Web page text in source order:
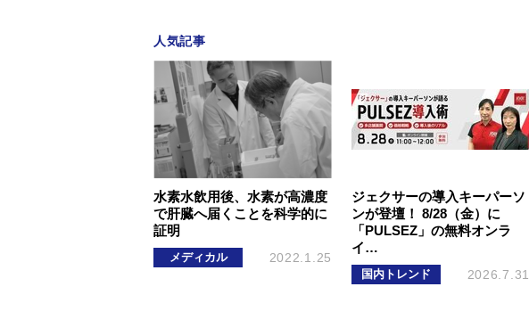
人気記事
水素水飲用後、水素が高濃度
で肝臓へ届くことを科学的に
証明
メディカル 2022.1.25
ジェクサーの導入キーパーソ
ンが登壇！ 8/28（金）に
「PULSEZ」の無料オンラ
イ…
国内トレンド 2026.7.31